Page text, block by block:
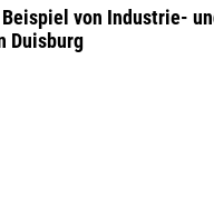
von Industrie-
Duisburg